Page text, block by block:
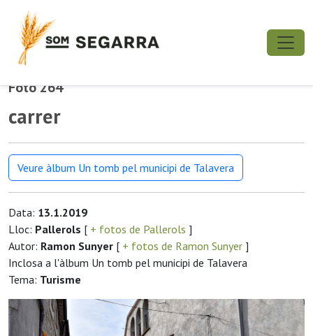
Foto 264
carrer
Veure àlbum Un tomb pel municipi de Talavera
Data: 13.1.2019
Lloc: Pallerols [ + fotos de Pallerols ]
Autor: Ramon Sunyer [ + fotos de Ramon Sunyer ]
Inclosa a l'àlbum Un tomb pel municipi de Talavera
Tema: Turisme